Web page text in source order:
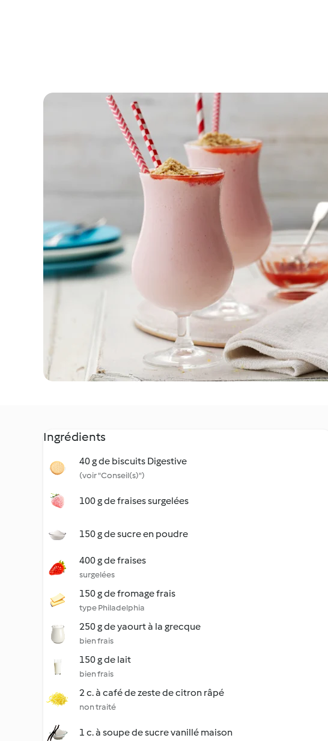
Ingrédients
40 g de biscuits Digestive
(voir "Conseil(s)")
100 g de fraises surgelées
150 g de sucre en poudre
400 g de fraises
surgelées
150 g de fromage frais
type Philadelphia
250 g de yaourt à la grecque
bien frais
150 g de lait
bien frais
2 c. à café de zeste de citron râpé
non traité
1 c. à soupe de sucre vanillé maison